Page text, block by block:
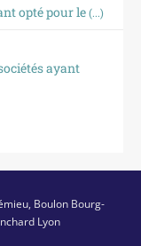
opté pour le (...)
ayant
Boulon Bourg-
Lyon